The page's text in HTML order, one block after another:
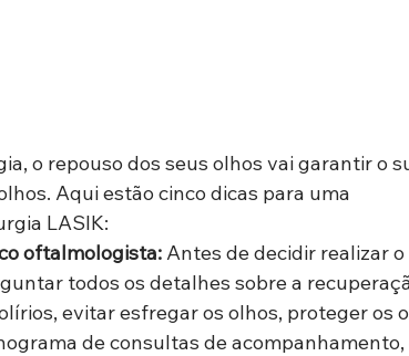
o repouso dos seus olhos vai garantir o
Aqui estão cinco dicas para uma
LASIK:
oftalmologista: Antes de decidir realizar o
todos os detalhes sobre a
evitar esfregar os olhos, proteger os
de consultas de acompanhamento,